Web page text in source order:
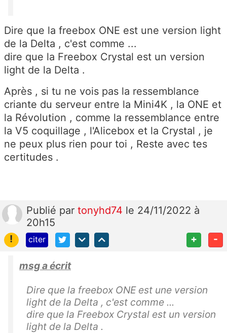
Dire que la freebox ONE est une version light
de la Delta , c'est comme ...
dire que la Freebox Crystal est un version
light de la Delta .
Après , si tu ne vois pas la ressemblance
criante du serveur entre la Mini4K , la ONE et
la Révolution , comme la ressemblance entre
la V5 coquillage , l'Alicebox et la Crystal , je
ne peux plus rien pour toi , Reste avec tes
certitudes .
Publié par tonyhd74 le 24/11/2022 à
20h15
!
citer + -
msg a écrit
Dire que la freebox ONE est une version
light de la Delta , c'est comme ...
dire que la Freebox Crystal est un version
light de la Delta .